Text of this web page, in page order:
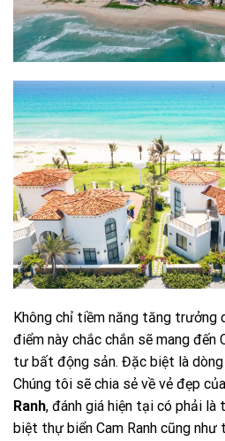
Không chỉ tiềm năng tăng trưởng
điểm này chắc chắn sẽ mang đến
tư bất động sản. Đặc biệt là dòng
Chúng tôi sẽ chia sẻ về vẻ đẹp của
Ranh, đánh giá hiện tại có phải là
biệt thự biển Cam Ranh cũng